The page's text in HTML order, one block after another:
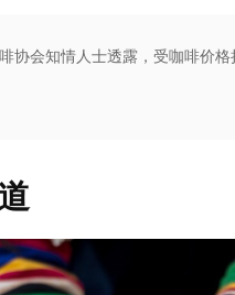
协会知情人士透露，受咖啡价